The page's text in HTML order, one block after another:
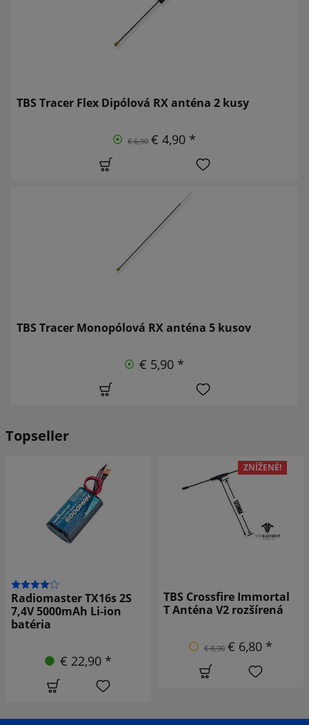
TBS Tracer Flex Dipólová RX anténa 2 kusy
€ 6,90 € 4,90 *
TBS Tracer Monopólová RX anténa 5 kusov
€ 5,90 *
Topseller
Radiomaster TX16s 2S
7,4V 5000mAh Li-ion
batéria
€ 22,90 *
ZNÍŽENÉ!
TBS Crossfire Immortal
T Anténa V2 rozšírená
€ 8,90 € 6,80 *